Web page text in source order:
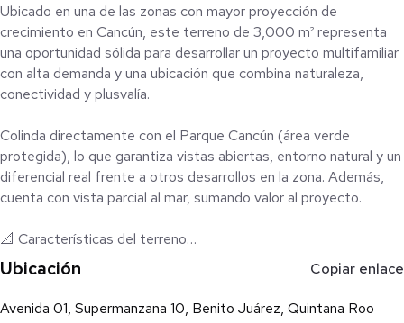
Ubicado en una de las zonas con mayor proyección de
crecimiento en Cancún, este terreno de 3,000 m² representa
una oportunidad sólida para desarrollar un proyecto multifamiliar
con alta demanda y una ubicación que combina naturaleza,
conectividad y plusvalía.
Colinda directamente con el Parque Cancún (área verde
protegida), lo que garantiza vistas abiertas, entorno natural y un
diferencial real frente a otros desarrollos en la zona. Además,
cuenta con vista parcial al mar, sumando valor al proyecto.
📐 Características del terreno
Superficie: 3,000 m²
Ubicación: Lomas de Vista Hermosa, Cancún
Ubicación Copiar enlace
Avenida 01, Supermanzana 10, Benito Juárez, Quintana Roo